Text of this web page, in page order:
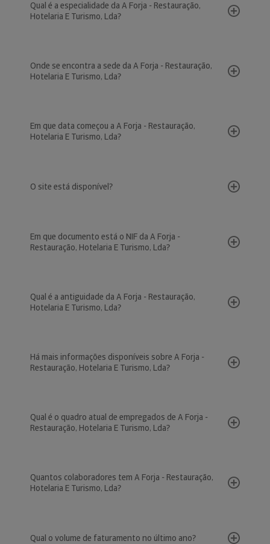
Qual é a especialidade da A Forja - Restauração,
Hotelaria E Turismo, Lda?
Onde se encontra a sede da A Forja - Restauração,
Hotelaria E Turismo, Lda?
Em que data começou a A Forja - Restauração,
Hotelaria E Turismo, Lda?
O site está disponível?
Em que documento está o NIF da A Forja -
Restauração, Hotelaria E Turismo, Lda?
Qual é a antiguidade da A Forja - Restauração,
Hotelaria E Turismo, Lda?
Há mais informações disponíveis sobre A Forja -
Restauração, Hotelaria E Turismo, Lda?
Qual é o quadro atual de empregados de A Forja -
Restauração, Hotelaria E Turismo, Lda?
Quantos colaboradores tem A Forja - Restauração,
Hotelaria E Turismo, Lda?
Qual o volume de faturamento no último ano?